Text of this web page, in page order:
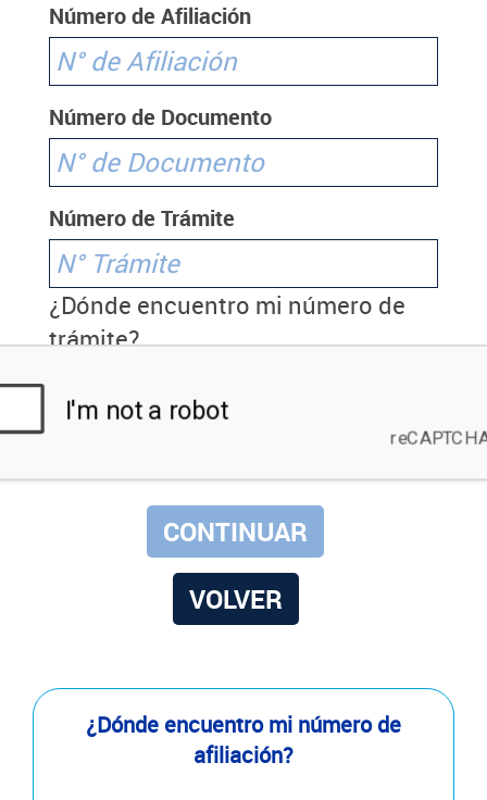
Número de Afiliación
Número de Documento
Número de Trámite
¿Dónde encuentro mi número de
trámite?
VOLVER
¿Dónde encuentro mi número de
afiliación?